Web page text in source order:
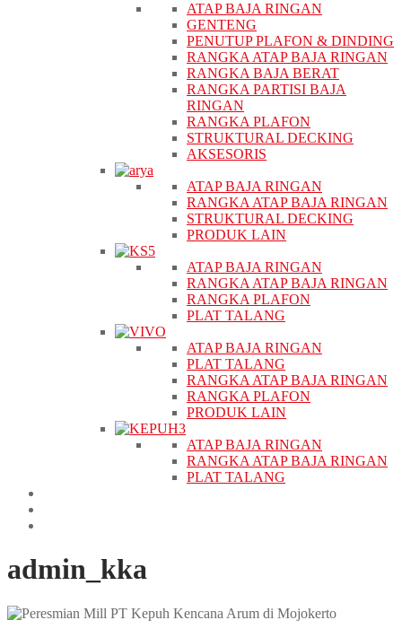
ATAP BAJA RINGAN
GENTENG
PENUTUP PLAFON & DINDING
RANGKA ATAP BAJA RINGAN
RANGKA BAJA BERAT
RANGKA PARTISI BAJA
RINGAN
RANGKA PLAFON
STRUKTURAL DECKING
AKSESORIS
ATAP BAJA RINGAN
RANGKA ATAP BAJA RINGAN
STRUKTURAL DECKING
PRODUK LAIN
ATAP BAJA RINGAN
RANGKA ATAP BAJA RINGAN
RANGKA PLAFON
PLAT TALANG
ATAP BAJA RINGAN
PLAT TALANG
RANGKA ATAP BAJA RINGAN
RANGKA PLAFON
PRODUK LAIN
ATAP BAJA RINGAN
RANGKA ATAP BAJA RINGAN
PLAT TALANG
admin_kka